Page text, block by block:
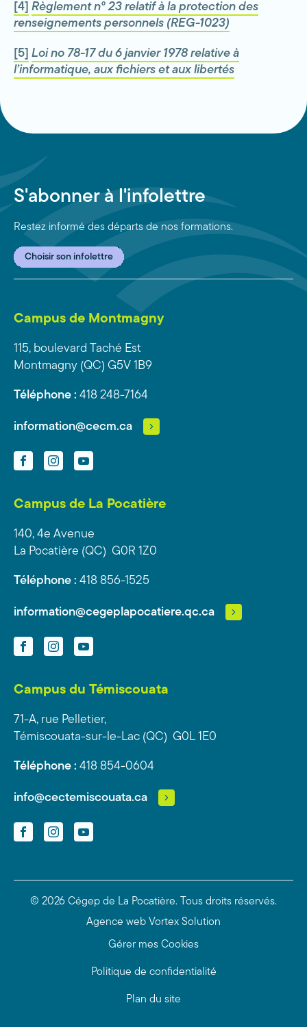
[4] Règlement nº 23 relatif à la protection des
renseignements personnels (REG-1023)
[5] Loi no 78-17 du 6 janvier 1978 relative à
l’informatique, aux fichiers et aux libertés
S'abonner à l'infolettre
Restez informé des départs de nos formations.
Choisir son infolettre
Campus de Montmagny
115, boulevard Taché Est
Montmagny (QC) G5V 1B9
Téléphone : 418 248-7164
information@cecm.ca
FacebookInstagramYouTube
Campus de La Pocatière
140, 4e Avenue
La Pocatière (QC) G0R 1Z0
Téléphone : 418 856-1525
information@cegeplapocatiere.qc.ca
FacebookInstagramYouTube
Campus du Témiscouata
71-A, rue Pelletier,
Témiscouata-sur-le-Lac (QC) G0L 1E0
Téléphone : 418 854-0604
info@cectemiscouata.ca
FacebookInstagramYouTube
© 2026 Cégep de La Pocatière.
Tous droits réservés.
Agence web Vortex Solution
Gérer mes Cookies
Politique de confidentialité
Plan du site